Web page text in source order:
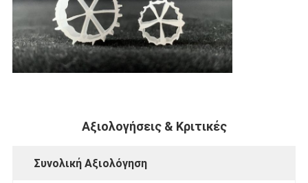
Αξιολογήσεις & Κριτικές
Συνολική Αξιολόγηση